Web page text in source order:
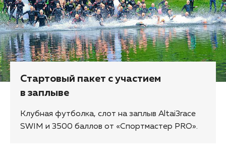
Стартовый пакет с участием
в заплыве
Клубная футболка, слот на заплыв Altai3race
SWIM и 3500 баллов от «Спортмастер PRO».